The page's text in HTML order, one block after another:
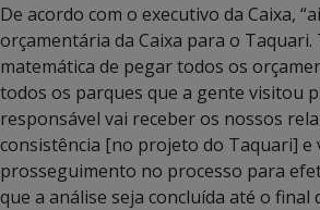
De acordo com o executivo da Caixa,
orçamentária da Caixa para o Taquari.
matemática de pegar todos os
todos os parques que a gente visitou
responsável vai receber os nossos
consistência [no projeto do Taquari] e
prosseguimento no processo para
que a análise seja concluída até o final